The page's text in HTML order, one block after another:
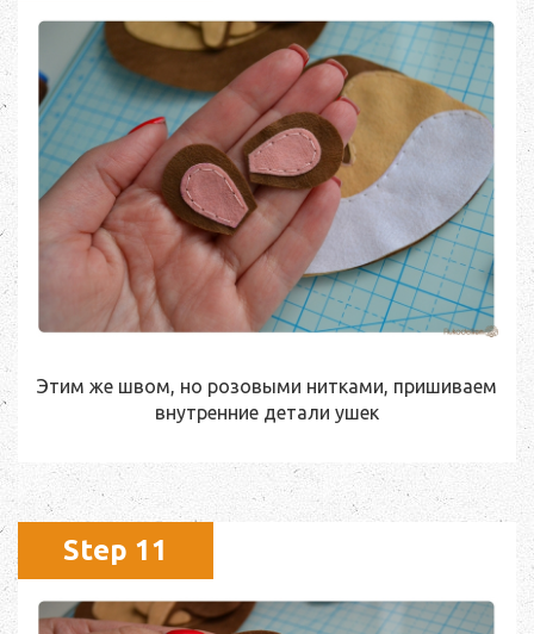
Этим же швом, но розовыми нитками, пришиваем
внутренние детали ушек
Step 11